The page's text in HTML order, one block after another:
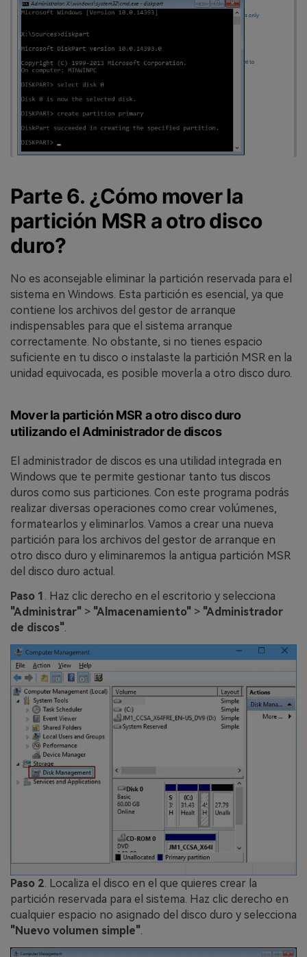
Parte 6. ¿Cómo mover la
partición MSR a otro disco
duro?
No es aconsejable eliminar la partición reservada para el
sistema en Windows. Esta partición es esencial, ya que
contiene los archivos del gestor de arranque
indispensables para que el sistema arranque
correctamente. No obstante, si no tienes espacio
suficiente en tu disco o instalaste la partición MSR en la
unidad equivocada, es posible moverla a otro disco duro.
Mover la partición MSR a otro disco duro
utilizando el Administrador de discos
El administrador de discos es una utilidad integrada en
Windows que te permite gestionar tanto tus discos
duros como sus particiones. Con este programa podrás
realizar diversas operaciones como crear volúmenes,
formatearlos y eliminarlos. Vamos a crear una nueva
partición para los archivos del gestor de arranque en
otro disco duro y eliminaremos la antigua partición MSR
del disco duro actual.
Paso 1 . Haz clic derecho en el escritorio y selecciona
"Administrar" > "Almacenamiento" > "Administrador
de discos".
Paso 2. Localiza el disco en el que quieres crear la
partición reservada para el sistema. Haz clic derecho en
cualquier espacio no asignado del disco duro y selecciona
"Nuevo volumen simple".